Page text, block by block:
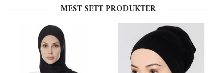
MEST SETT PRODUKTER